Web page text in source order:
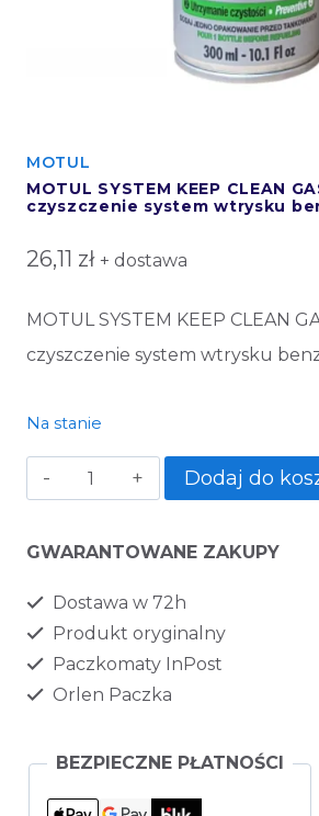
MOTUL
MOTUL SYSTEM KEEP CLEAN
czyszczenie system wtrysku
26,11 zł + dostawa
MOTUL SYSTEM KEEP CLEAN
czyszczenie system wtrysku
Na stanie
Dodaj do
GWARANTOWANE ZAKUPY
Dostawa w 72h
Produkt oryginalny
Paczkomaty InPost
Orlen Paczka
BEZPIECZNE PŁATNOŚCI